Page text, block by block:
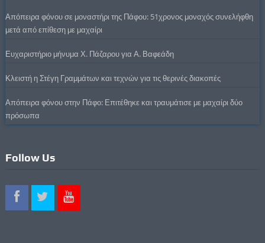
Απόπειρα φόνου σε μοναστήρι της Πάφου: 51χρονος μοναχός συνελήφθη
μετά από επίθεση με μαχαίρι
Ευχαριστήριο μήνυμα Χ. Πάζαρου για Α. Βαφεάδη
Κλειστή η Στέγη Γραμμάτων και τεχνών για τις θερινές διακοπές
Απόπειρα φόνου στην Πάφο: Επιτέθηκε και τραυμάτισε με μαχαίρι δύο
πρόσωπα
Follow Us